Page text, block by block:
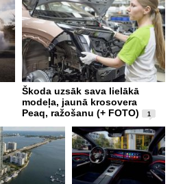
Škoda uzsāk sava lielākā
modeļa, jaunā krosovera
Peaq, ražošanu (+ FOTO)
1